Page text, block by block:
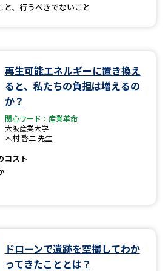
、行うべきでないこと
再生可能エネルギーに置き換え
ると、私たちの負担は増えるの
か？
関心ワード：産業革命
大阪産業大学
木村 啓二 先生
コスト
ドローンで遺跡を空撮してわか
ってきたこととは？